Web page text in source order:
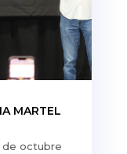
MARTEL
de octubre